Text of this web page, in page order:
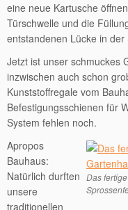
eine neue Kartusche
Türschwelle und die
entstandenen Lücke in der
Jetzt ist unser schmuckes
inzwischen auch schon
Kunststoffregale vom
Befestigungsschienen für
System fehlen noch.
Das
Apropos
Bauhaus:
Natürlich durften
unsere
traditionellen